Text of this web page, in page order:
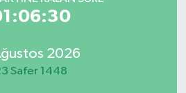
2026
Safer 1448